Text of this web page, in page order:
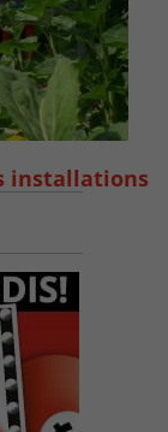
installations